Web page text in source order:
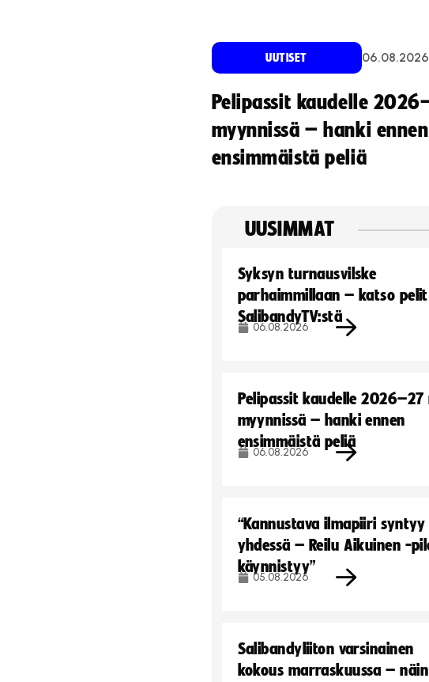
UUTISET 06.08.2026
Pelipassit kaudelle
myynnissä – hanki ennen
ensimmäistä peliä
UUSIMMAT
Syksyn turnausvilske
parhaimmillaan – katso pelit
SalibandyTV:stä
06.08.2026
Pelipassit kaudelle
myynnissä – hanki ennen
ensimmäistä peliä
06.08.2026
“Kannustava ilmapiiri syntyy
yhdessä – Reilu Aikuinen -
käynnistyy”
05.08.2026
Salibandyliiton varsinainen
kokous marraskuussa – näin